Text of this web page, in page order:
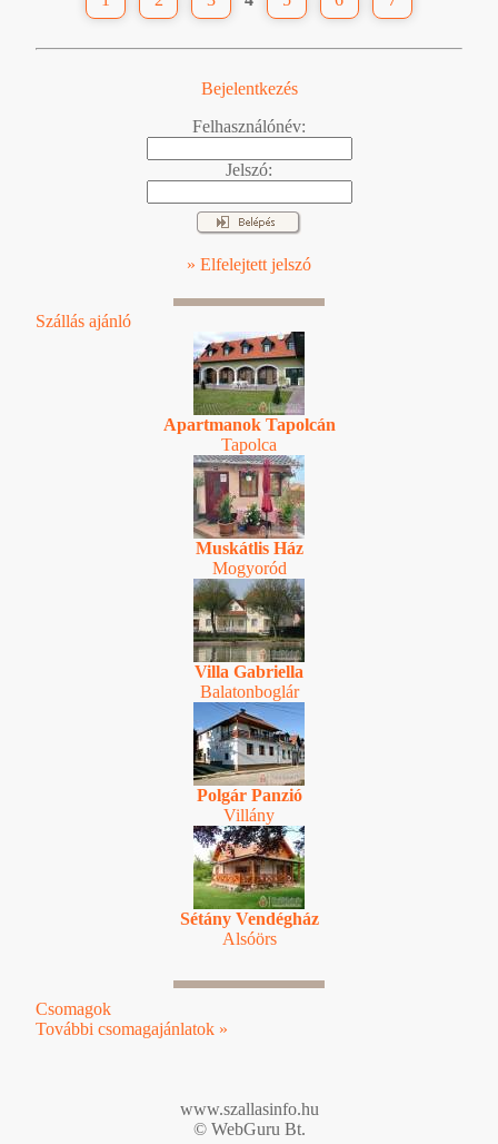
Bejelentkezés
Felhasználónév:
Jelszó:
» Elfelejtett jelszó
Szállás ajánló
Apartmanok Tapolcán
Tapolca
Muskátlis Ház
Mogyoród
Villa Gabriella
Balatonboglár
Polgár Panzió
Villány
Sétány Vendégház
Alsóörs
Csomagok
További csomagajánlatok »
www.szallasinfo.hu
© WebGuru Bt.